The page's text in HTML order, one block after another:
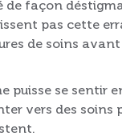
de façon
pas cette
de soins avant
puisse se sentir
vers des soins